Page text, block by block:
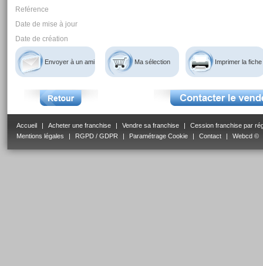
Reférence
Date de mise à jour
Date de création
Envoyer à un ami Ma sélection Imprimer la fiche
Accueil | Acheter une franchise | Vendre sa franchise |
Cession franchise par
Mentions légales
| RGPD / GDPR | Paramétrage Cookie | Contact | Webcd ©